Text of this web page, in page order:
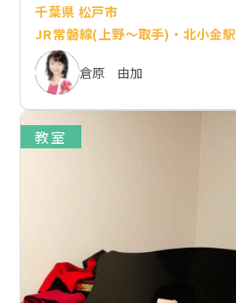
千葉県 松戸市
JR常磐線(上野～取手)・北小金駅
倉原 由加
教室